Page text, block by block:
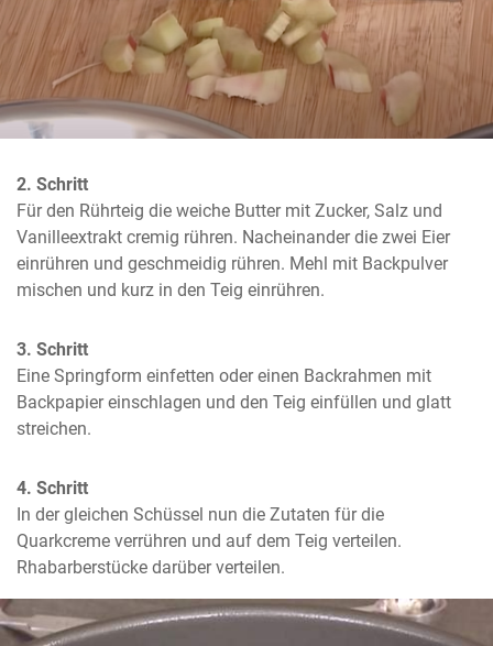
2. Schritt
Für den Rührteig die weiche Butter mit Zucker, Salz und
Vanilleextrakt cremig rühren. Nacheinander die zwei Eier
einrühren und geschmeidig rühren. Mehl mit Backpulver
mischen und kurz in den Teig einrühren.
3. Schritt
Eine Springform einfetten oder einen Backrahmen mit
Backpapier einschlagen und den Teig einfüllen und glatt
streichen.
4. Schritt
In der gleichen Schüssel nun die Zutaten für die
Quarkcreme verrühren und auf dem Teig verteilen.
Rhabarberstücke darüber verteilen.